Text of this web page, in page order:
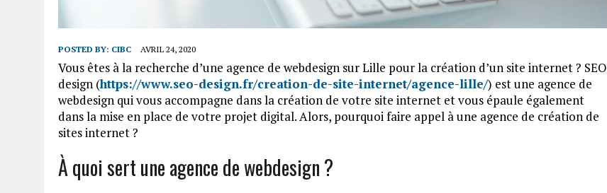
POSTED BY: CIBC AVRIL 24, 2020
Vous êtes à la recherche d’une agence de webdesign sur Lille pour la création d’un site internet ? SEO
design (https://www.seo-design.fr/creation-de-site-internet/agence-lille/) est une agence de
webdesign qui vous accompagne dans la création de votre site internet et vous épaule également
dans la mise en place de votre projet digital. Alors, pourquoi faire appel à une agence de création de
sites internet ?
À quoi sert une agence de webdesign ?